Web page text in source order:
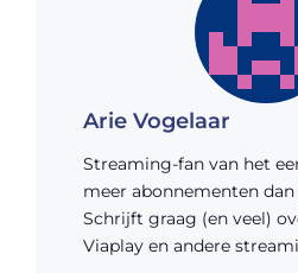
Arie Vogelaar
Streaming-fan van het
meer abonnementen
Schrijft graag (en veel)
Viaplay en andere